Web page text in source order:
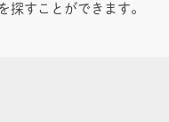
探すことができます。